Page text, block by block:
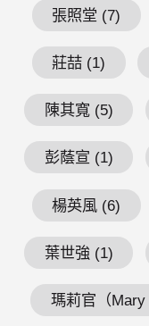
張照堂 (7)
莊喆 (1)
陳其寬 (5)
彭蔭宣 (1)
楊英風 (6)
葉世強 (1)
瑪莉官（